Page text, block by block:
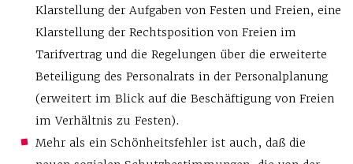
Klarstellung der Aufgaben von Festen und Freien, eine
Klarstellung der Rechtsposition von Freien im
Tarifvertrag und die Regelungen über die erweiterte
Beteiligung des Personalrats in der Personalplanung
(erweitert im Blick auf die Beschäftigung von Freien
im Verhältnis zu Festen).
Mehr als ein Schönheitsfehler ist auch, daß die